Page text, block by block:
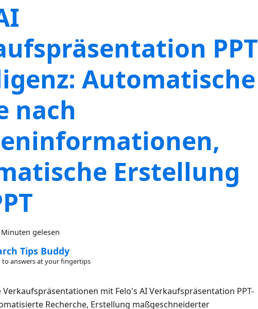
PPT
Automatische
nach
Erstellung
gelesen
Tips Buddy
answers at your fingertips
Verkaufspräsentationen mit Felo's AI Verkaufspräsentation PPT-
Recherche, Erstellung maßgeschneiderter